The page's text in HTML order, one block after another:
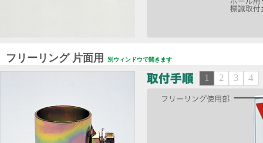
フリーリング 片面用 別ウィンドウで開きます